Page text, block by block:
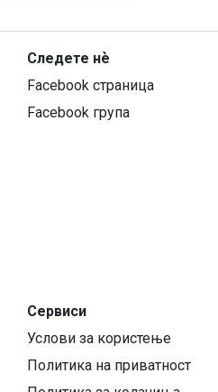
Следете нѐ
Facebook страница
Facebook група
Сервиси
Услови за користење
Политика на приватност